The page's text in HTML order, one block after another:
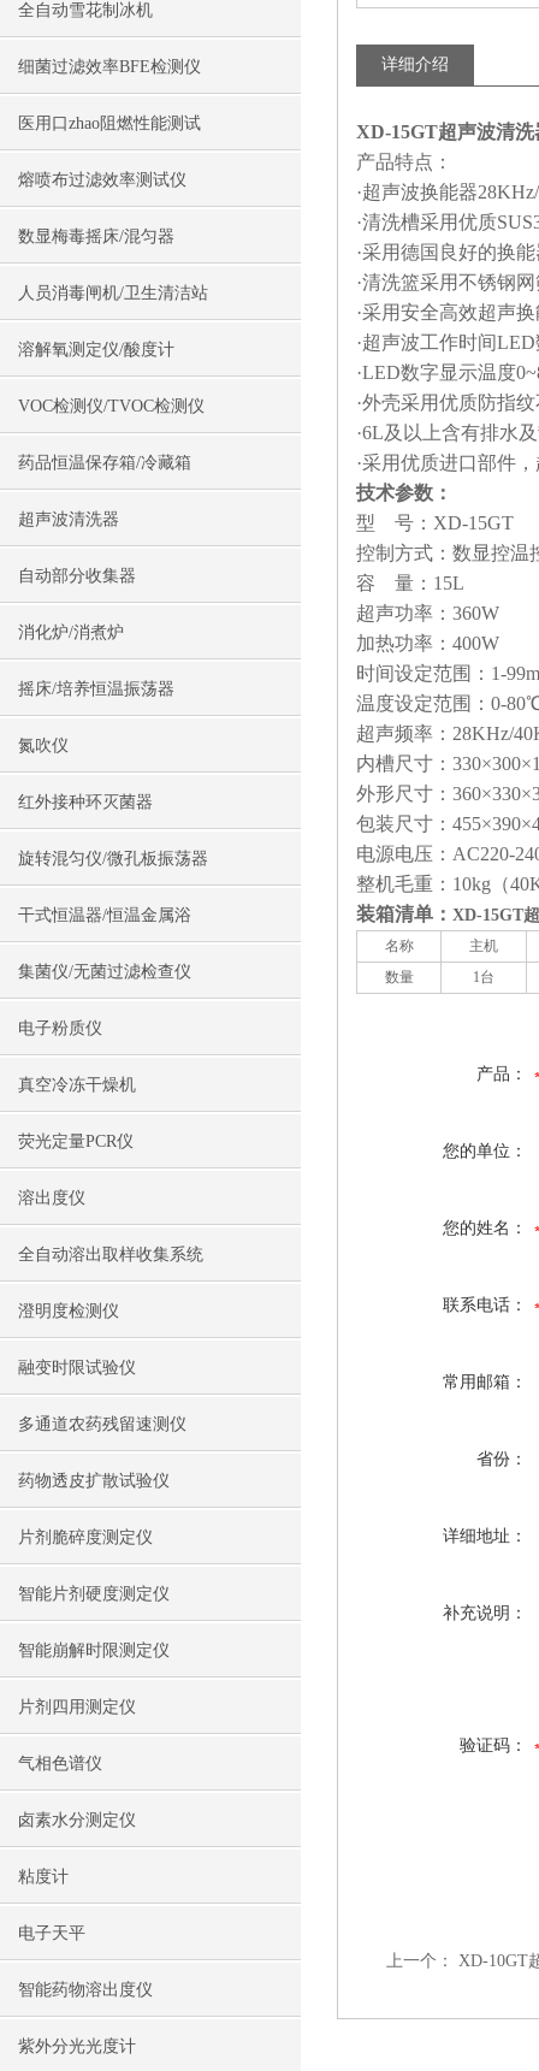
全自动雪花制冰机
细菌过滤效率BFE检测仪
医用口zhao阻燃性能测试
熔喷布过滤效率测试仪
数显梅毒摇床/混匀器
人员消毒闸机/卫生清洁站
溶解氧测定仪/酸度计
VOC检测仪/TVOC检测仪
药品恒温保存箱/冷藏箱
超声波清洗器
自动部分收集器
消化炉/消煮炉
摇床/培养恒温振荡器
氮吹仪
红外接种环灭菌器
旋转混匀仪/微孔板振荡器
干式恒温器/恒温金属浴
集菌仪/无菌过滤检查仪
电子粉质仪
真空冷冻干燥机
荧光定量PCR仪
溶出度仪
全自动溶出取样收集系统
澄明度检测仪
融变时限试验仪
多通道农药残留速测仪
药物透皮扩散试验仪
片剂脆碎度测定仪
智能片剂硬度测定仪
智能崩解时限测定仪
片剂四用测定仪
气相色谱仪
卤素水分测定仪
粘度计
电子天平
智能药物溶出度仪
紫外分光光度计
详细介绍
XD-15GT超声波清
产品特点：
·超声波换能器
·清洗槽采用优质
·采用德国良好的换
·清洗篮采用不锈钢
·采用安全高效超声
·超声波工作时间
·LED数字显示温度
·外壳采用优质防指
·6L及以上含有排水
·采用优质进口部件
技术参数：
型 号：XD-15GT
控制方式：数显控温
容 量：15L
超声功率：360W
加热功率：400W
时间设定范围：1-
温度设定范围：0-
超声频率：28KHz/
内槽尺寸：
外形尺寸：
包装尺寸：
电源电压：AC220-
整机毛重：10kg（
装箱清单： XD-15GT
名称
主机
数量
1台
产品：
您的单位：
您的姓名：
联系电话：
常用邮箱：
省份：
详细地址：
补充说明：
验证码：
上一个： XD-10GT